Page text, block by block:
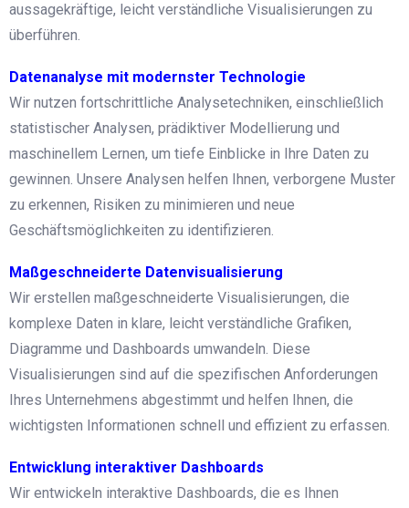
aussagekräftige, leicht verständliche Visualisierungen zu
überführen.
Datenanalyse mit modernster Technologie
Wir nutzen fortschrittliche Analysetechniken, einschließlich
statistischer Analysen, prädiktiver Modellierung und
maschinellem Lernen, um tiefe Einblicke in Ihre Daten zu
gewinnen. Unsere Analysen helfen Ihnen, verborgene Muster
zu erkennen, Risiken zu minimieren und neue
Geschäftsmöglichkeiten zu identifizieren.
Maßgeschneiderte Datenvisualisierung
Wir erstellen maßgeschneiderte Visualisierungen, die
komplexe Daten in klare, leicht verständliche Grafiken,
Diagramme und Dashboards umwandeln. Diese
Visualisierungen sind auf die spezifischen Anforderungen
Ihres Unternehmens abgestimmt und helfen Ihnen, die
wichtigsten Informationen schnell und effizient zu erfassen.
Entwicklung interaktiver Dashboards
Wir entwickeln interaktive Dashboards, die es Ihnen